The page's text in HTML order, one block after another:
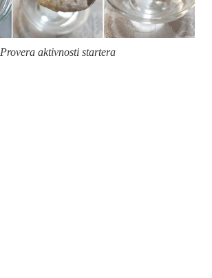
Provera aktivnosti startera